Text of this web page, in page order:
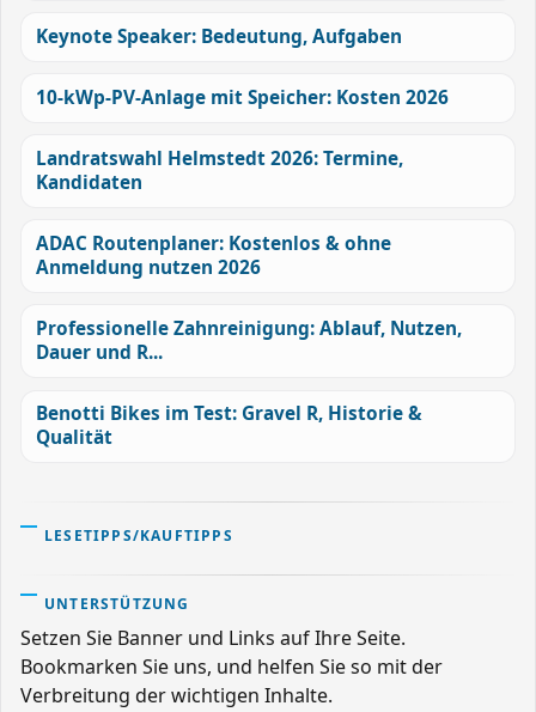
Keynote Speaker: Bedeutung, Aufgaben
10-kWp-PV-Anlage mit Speicher: Kosten 2026
Landratswahl Helmstedt 2026: Termine,
Kandidaten
ADAC Routenplaner: Kostenlos & ohne
Anmeldung nutzen 2026
Professionelle Zahnreinigung: Ablauf, Nutzen,
Dauer und R...
Benotti Bikes im Test: Gravel R, Historie &
Qualität
LESETIPPS/KAUFTIPPS
UNTERSTÜTZUNG
Setzen Sie Banner und Links auf Ihre Seite.
Bookmarken Sie uns, und helfen Sie so mit der
Verbreitung der wichtigen Inhalte.